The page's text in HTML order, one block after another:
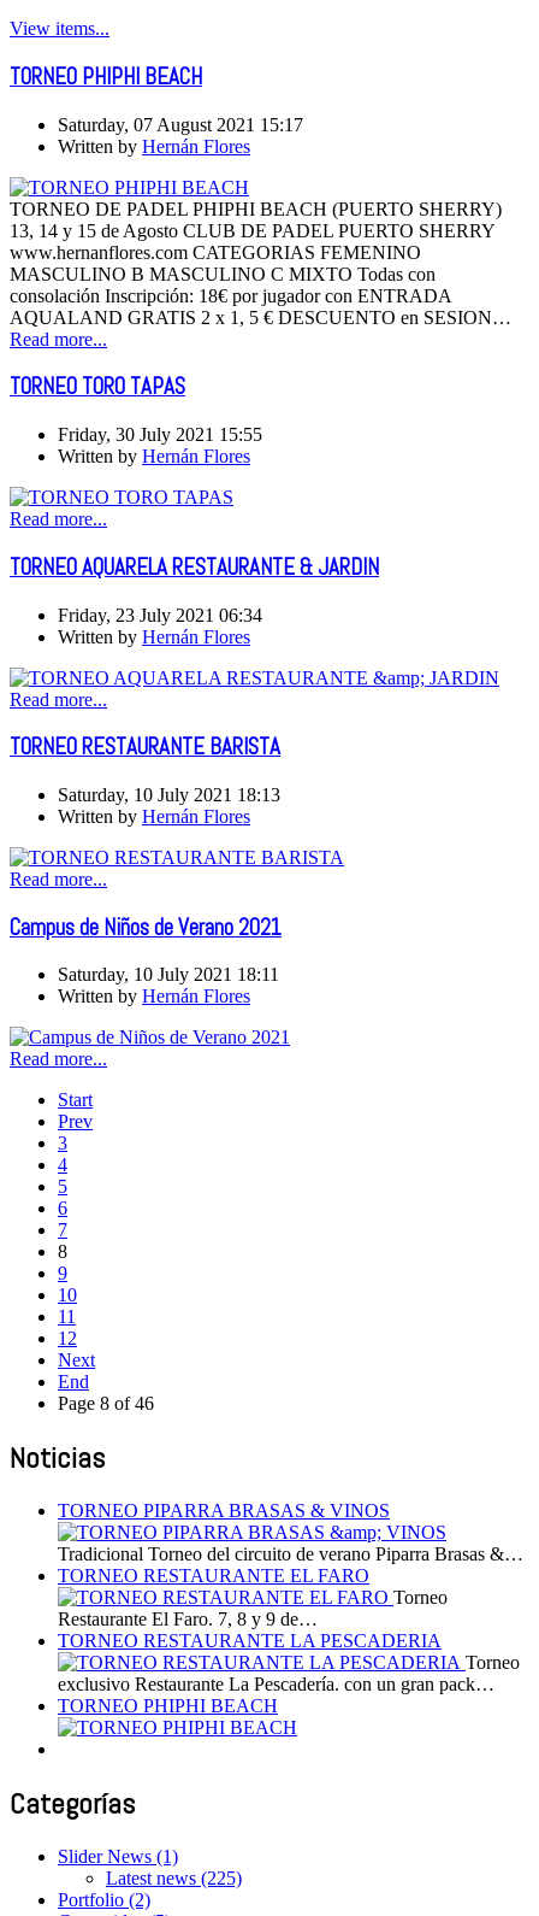
View items...
TORNEO PHIPHI BEACH
Saturday, 07 August 2021 15:17
Written by Hernán Flores
TORNEO DE PADEL PHIPHI BEACH (PUERTO SHERRY)
13, 14 y 15 de Agosto CLUB DE PADEL PUERTO SHERRY
www.hernanflores.com CATEGORIAS FEMENINO
MASCULINO B MASCULINO C MIXTO Todas con
consolación Inscripción: 18€ por jugador con ENTRADA
AQUALAND GRATIS 2 x 1, 5 € DESCUENTO en SESION…
Read more...
TORNEO TORO TAPAS
Friday, 30 July 2021 15:55
Written by Hernán Flores
Read more...
TORNEO AQUARELA RESTAURANTE & JARDIN
Friday, 23 July 2021 06:34
Written by Hernán Flores
Read more...
TORNEO RESTAURANTE BARISTA
Saturday, 10 July 2021 18:13
Written by Hernán Flores
Read more...
Campus de Niños de Verano 2021
Saturday, 10 July 2021 18:11
Written by Hernán Flores
Read more...
Start
Prev
3
4
5
6
7
8
9
10
11
12
Next
End
Page 8 of 46
Noticias
TORNEO PIPARRA BRASAS & VINOS
Tradicional Torneo del circuito de verano Piparra Brasas &…
TORNEO RESTAURANTE EL FARO
Torneo
Restaurante El Faro. 7, 8 y 9 de…
TORNEO RESTAURANTE LA PESCADERIA
Torneo
exclusivo Restaurante La Pescadería. con un gran pack…
TORNEO PHIPHI BEACH
Categorías
Slider News (1)
Latest news (225)
Portfolio (2)